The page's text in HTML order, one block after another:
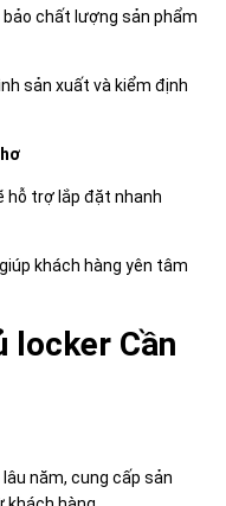
chất lượng sản phẩm
sản xuất và kiểm định
hỗ trợ lắp đặt nhanh
khách hàng yên tâm
locker Cần
năm, cung cấp sản